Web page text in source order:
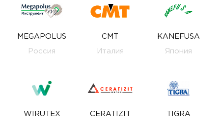
MEGAPOLUS
Россия
CMT
Италия
KANEFUSA
Япония
WIRUTEX CERATIZIT TIGRA